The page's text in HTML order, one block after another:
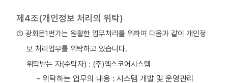
제4조(개인정보 처리의 위탁)
① 광화문1번가는 원활한 업무처리를 위하여 다음과 같이 개인정
보 처리업무를 위탁하고 있습니다.
위탁받는 자(수탁자) : (주)엑스코어시스템
- 위탁하는 업무의 내용 : 시스템 개발 및 운영관리